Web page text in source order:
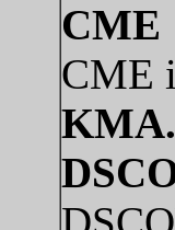
CME
CME
KMA.